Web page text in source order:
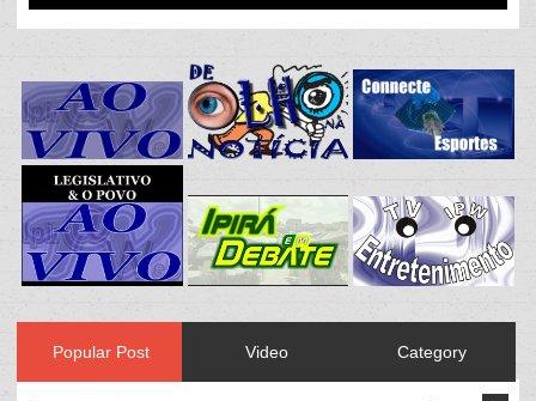
Popular Post Video Category